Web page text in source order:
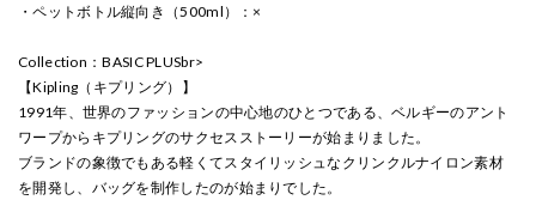
・ペットボトル縦向き（500ml）：×
Collection：BASIC PLUSbr>
【Kipling（キプリング）】
1991年、世界のファッションの中心地のひとつである、ベルギーのアント
ワープからキプリングのサクセスストーリーが始まりました。
ブランドの象徴でもある軽くてスタイリッシュなクリンクルナイロン素材
を開発し、バッグを制作したのが始まりでした。